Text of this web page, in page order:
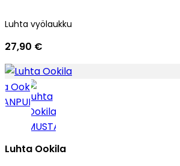
Luhta vyölaukku
27,90 €
Luhta Ookila